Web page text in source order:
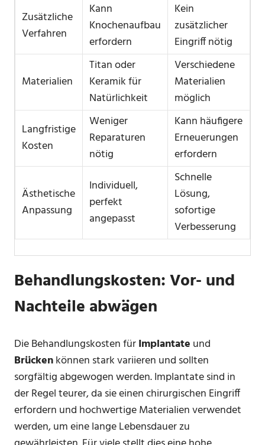
Zusätzliche
Verfahren
Kann
Knochenaufbau
erfordern
Kein
zusätzlicher
Eingriff nötig
Materialien
Titan oder
Keramik für
Natürlichkeit
Verschiedene
Materialien
möglich
Langfristige
Kosten
Weniger
Reparaturen
nötig
Kann häufigere
Erneuerungen
erfordern
Ästhetische
Anpassung
Individuell,
perfekt
angepasst
Schnelle
Lösung,
sofortige
Verbesserung
Behandlungskosten: Vor- und
Nachteile abwägen
Die Behandlungskosten fürImplantate und
Brückenkönnen stark variieren und sollten
sorgfältig abgewogen werden. Implantate sind in
der Regel teurer, da sie einen chirurgischen Eingriff
erfordern und hochwertige Materialien verwendet
werden, um eine lange Lebensdauer zu